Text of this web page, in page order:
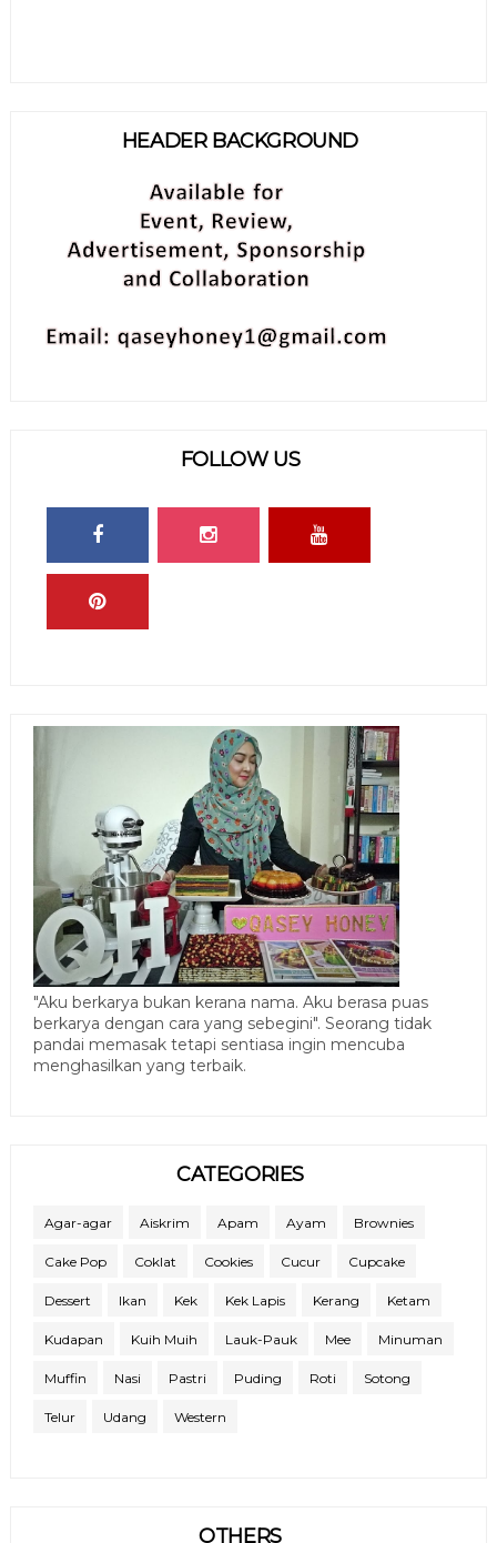
HEADER BACKGROUND
FOLLOW US
"Aku berkarya bukan kerana nama. Aku berasa puas
berkarya dengan cara yang sebegini". Seorang tidak
pandai memasak tetapi sentiasa ingin mencuba
menghasilkan yang terbaik.
CATEGORIES
Agar-agar Aiskrim Apam Ayam Brownies
Cake Pop Coklat Cookies Cucur Cupcake
Dessert Ikan Kek Kek Lapis Kerang Ketam
Kudapan Kuih Muih Lauk-Pauk Mee Minuman
Muffin Nasi Pastri Puding Roti Sotong
Telur Udang Western
OTHERS